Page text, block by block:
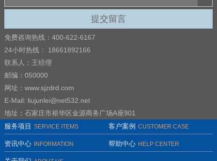
免费咨询热线：400-622-6167
24小时热线： 18661892166
联系人：王经理
邮编：050000
网址：www.sjzdrd.com
E-Mail: liujunlei@net532.net
地址：石家庄市裕华区金源商务广场A座901
服务项目 SERVICE ITEMS 客户案例 CUSTOMER CASE
资讯中心 INFORMATION 帮助中心 HELP CENTER